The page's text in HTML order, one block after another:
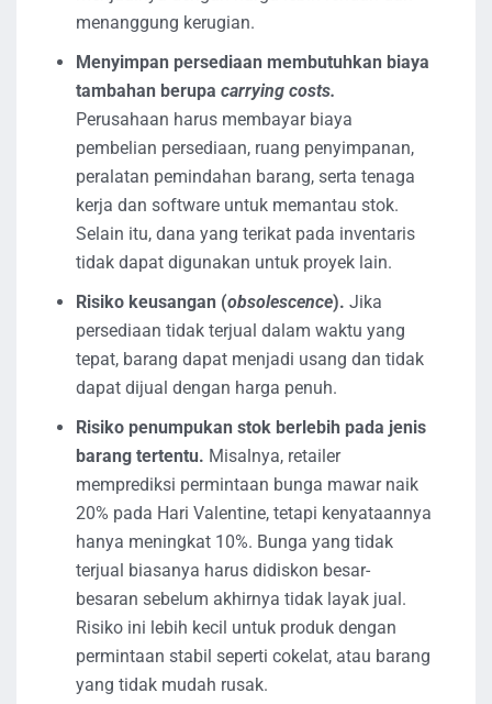
menanggung kerugian.
Menyimpan persediaan membutuhkan biaya
tambahan berupa carrying costs.
Perusahaan harus membayar biaya
pembelian persediaan, ruang penyimpanan,
peralatan pemindahan barang, serta tenaga
kerja dan software untuk memantau stok.
Selain itu, dana yang terikat pada inventaris
tidak dapat digunakan untuk proyek lain.
Risiko keusangan (obsolescence). Jika
persediaan tidak terjual dalam waktu yang
tepat, barang dapat menjadi usang dan tidak
dapat dijual dengan harga penuh.
Risiko penumpukan stok berlebih pada jenis
barang tertentu. Misalnya, retailer
memprediksi permintaan bunga mawar naik
20% pada Hari Valentine, tetapi kenyataannya
hanya meningkat 10%. Bunga yang tidak
terjual biasanya harus didiskon besar-
besaran sebelum akhirnya tidak layak jual.
Risiko ini lebih kecil untuk produk dengan
permintaan stabil seperti cokelat, atau barang
yang tidak mudah rusak.